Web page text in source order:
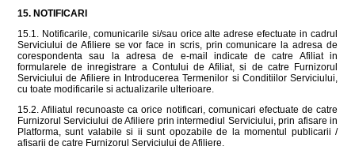
15. NOTIFICARI
15.1. Notificarile, comunicarile si/sau orice alte adrese efectuate in cadrul
Serviciului de Afiliere se vor face in scris, prin comunicare la adresa de
corespondenta sau la adresa de e-mail indicate de catre Afiliat in
formularele de inregistrare a Contului de Afiliat, si de catre Furnizorul
Serviciului de Afiliere in Introducerea Termenilor si Conditiilor Serviciului,
cu toate modificarile si actualizarile ulterioare.
15.2. Afiliatul recunoaste ca orice notificari, comunicari efectuate de catre
Furnizorul Serviciului de Afiliere prin intermediul Serviciului, prin afisare in
Platforma, sunt valabile si ii sunt opozabile de la momentul publicarii /
afisarii de catre Furnizorul Serviciului de Afiliere.